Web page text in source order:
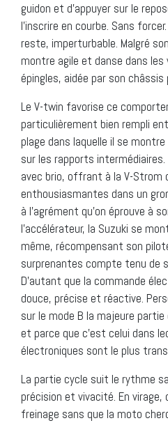
guidon et d’appuyer sur le
l’inscrire en courbe. Sans
reste, imperturbable. Malgré
montre agile et danse dans
épingles, aidée par son
Le V-twin favorise ce
particulièrement bien rempli
plage dans laquelle il se
sur les rapports
avec brio, offrant à la V-Strom
enthousiasmantes dans un
à l’agrément qu’on éprouve à
l’accélérateur, la Suzuki se
même, récompensant son
surprenantes compte tenu de
D’autant que la commande
douce, précise et réactive.
sur le mode B la majeure
et parce que c’est celui dans
électroniques sont le plus
La partie cycle suit le rythme
précision et vivacité. En virage,
freinage sans que la moto